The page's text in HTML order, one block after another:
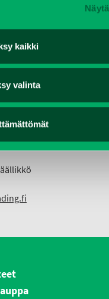
kaikki
valinta
hoitokoneet ja
trading.fi